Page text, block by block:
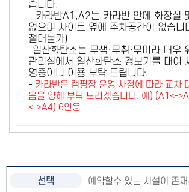
습니다.
- 카라반A1,A2는 카라반 안에 화장실
없으며 사이트 옆에 주차공간이 없습니
절대불가)
-일산화탄소는 무색·무취·무미라 매우
관리실에서 일산화탄소 경보기를 대여
영중이니 이용 부탁 드립니다.
- 카라반은 캠핑장 운영 사정에 따라 교차
음을 양해 부탁 드리겠습니다. 예) (A1<-
<->A4) 6인용
예약할수 있는 시설이 존